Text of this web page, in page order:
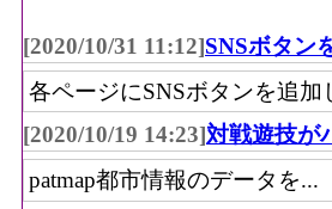
[2020/10/31 11:12]SNSボタン
各ページにSNSボタンを追加
[2020/10/19 14:23]対戦遊技が
patmap都市情報のデータを...